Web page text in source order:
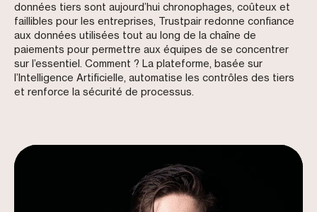
données tiers sont aujourd’hui chronophages, coûteux et
faillibles pour les entreprises, Trustpair redonne confiance
aux données utilisées tout au long de la chaîne de
paiements pour permettre aux équipes de se concentrer
sur l’essentiel. Comment ? La plateforme, basée sur
l’Intelligence Artificielle, automatise les contrôles des tiers
et renforce la sécurité de processus.